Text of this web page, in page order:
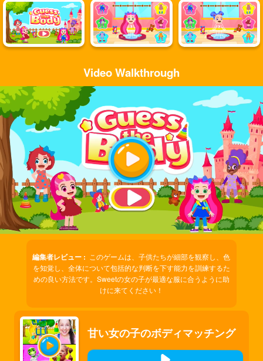
Video Walkthrough
Play
Video
編集者レビュー : このゲームは、子供たちが細部を観察し、色
を知覚し、全体について包括的な判断を下す能力を訓練するた
めの良い方法です。Sweetの女の子が最適な服に合うように助
けに来てください！
甘い女の子のボディマッチング